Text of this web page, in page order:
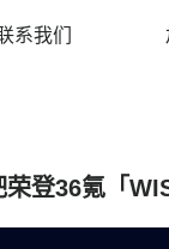
系我们
荣登36氪「